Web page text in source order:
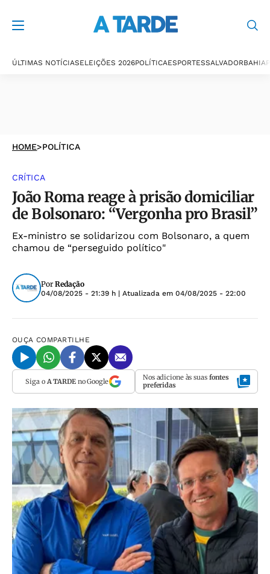
ÚLTIMAS NOTÍCIASELEIÇÕES 2026POLÍTICAESPORTESSALVADORBAHIA
HOME>POLÍTICA
CRÍTICA
João Roma reage à prisão domiciliar
de Bolsonaro: “Vergonha pro Brasil”
Ex-ministro se solidarizou com Bolsonaro, a quem
chamou de “perseguido político"
Por Redação
04/08/2025 - 21:39 h | Atualizada em 04/08/2025 - 22:00
OUÇA COMPARTILHE
Siga o A TARDEno Google Nos adicione às suas fontes
preferidas